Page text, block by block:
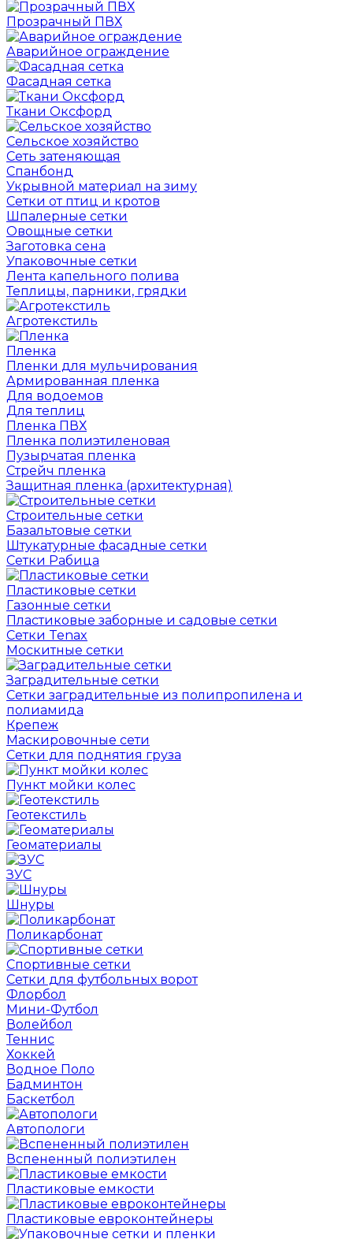
Прозрачный ПВХ
Аварийное ограждение
Фасадная сетка
Ткани Оксфорд
Сельское хозяйство
Сеть затеняющая
Спанбонд
Укрывной материал на зиму
Сетки от птиц и кротов
Шпалерные сетки
Овощные сетки
Заготовка сена
Упаковочные сетки
Лента капельного полива
Теплицы, парники, грядки
Агротекстиль
Пленка
Пленки для мульчирования
Армированная пленка
Для водоемов
Для теплиц
Пленка ПВХ
Пленка полиэтиленовая
Пузырчатая пленка
Cтрейч пленка
Защитная пленка (архитектурная)
Строительные сетки
Базальтовые сетки
Штукатурные фасадные сетки
Сетки Рабица
Пластиковые сетки
Газонные сетки
Пластиковые заборные и садовые сетки
Сетки Tenax
Москитные сетки
Заградительные сетки
Сетки заградительные из полипропилена и
полиамида
Крепеж
Маскировочные сети
Сетки для поднятия груза
Пункт мойки колес
Геотекстиль
Геоматериалы
ЗУС
Шнуры
Поликарбонат
Спортивные сетки
Сетки для футбольных ворот
Флорбол
Мини-Футбол
Волейбол
Теннис
Хоккей
Водное Поло
Бадминтон
Баскетбол
Автопологи
Вспененный полиэтилен
Пластиковые емкости
Пластиковые евроконтейнеры